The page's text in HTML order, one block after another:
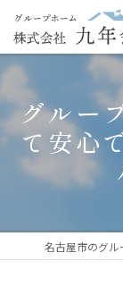
グルー
て安心